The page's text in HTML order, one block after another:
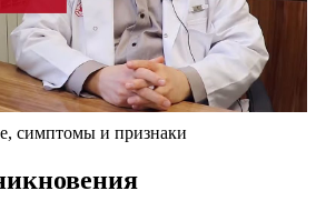
симптомы и признаки